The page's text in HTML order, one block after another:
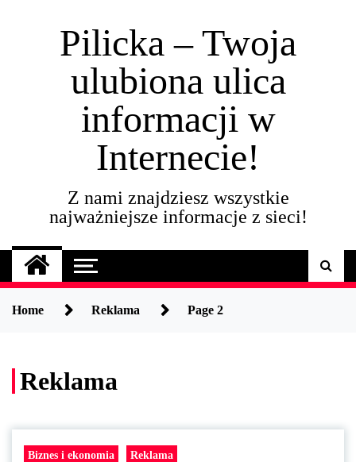
Pilicka – Twoja
ulubiona ulica
informacji w
Internecie!
Z nami znajdziesz wszystkie
najważniejsze informacje z sieci!
Home Reklama Page 2
Reklama
Biznes i ekonomia Reklama